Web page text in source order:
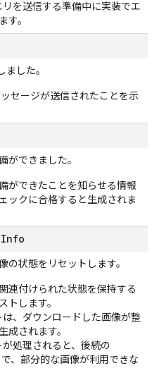
を送信する準備中に実装でエ
す。
した。
セージが送信されたことを示
ができました。
ができたことを知らせる情報
ックに合格すると生成されま
Info
の状態をリセットします。
連付けられた状態を保持する
トします。
、ダウンロードした画像が整
成されます。
処理されると、後続の
、部分的な画像が利用できな